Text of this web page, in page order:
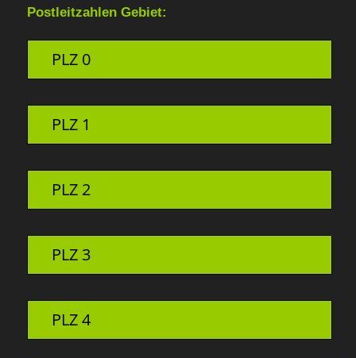
Postleitzahlen Gebiet:
PLZ 0
PLZ 1
PLZ 2
PLZ 3
PLZ 4